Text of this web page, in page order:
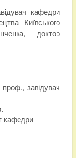
кафедри
Київського
доктор
завідувач
кафедри